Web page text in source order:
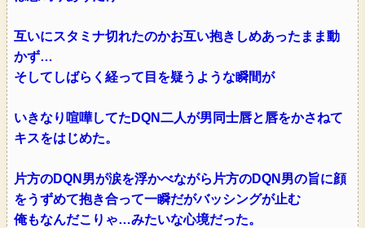
互いにスタミナ切れたのかお互い抱きしめあったまま動
かず…
そしてしばらく経って目を疑うような瞬間が
いきなり喧嘩してたDQN二人が男同士唇と唇をかさねて
キスをはじめた。
片方のDQN男が涙を浮かべながら片方のDQN男の旨に顔
をうずめて抱き合って一瞬だがバッシングが止む
俺もなんだこりゃ…みたいな心境だった。